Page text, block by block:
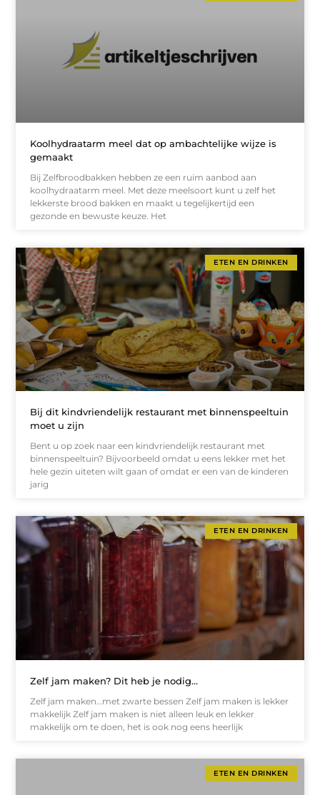
Koolhydraatarm meel dat op ambachtelijke wijze is
gemaakt
Bij Zelfbroodbakken hebben ze een ruim aanbod aan
koolhydraatarm meel. Met deze meelsoort kunt u zelf het
lekkerste brood bakken en maakt u tegelijkertijd een
gezonde en bewuste keuze. Het
ETEN EN DRINKEN
Bij dit kindvriendelijk restaurant met binnenspeeltuin
moet u zijn
Bent u op zoek naar een kindvriendelijk restaurant met
binnenspeeltuin? Bijvoorbeeld omdat u eens lekker met het
hele gezin uiteten wilt gaan of omdat er een van de kinderen
jarig
ETEN EN DRINKEN
Zelf jam maken? Dit heb je nodig…
Zelf jam maken…met zwarte bessen Zelf jam maken is lekker
makkelijk Zelf jam maken is niet alleen leuk en lekker
makkelijk om te doen, het is ook nog eens heerlijk
ETEN EN DRINKEN